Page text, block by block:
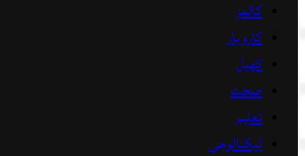
کالمز
کاروبار
کھیل
صحت
تعلیم
ٹیکنالوجی